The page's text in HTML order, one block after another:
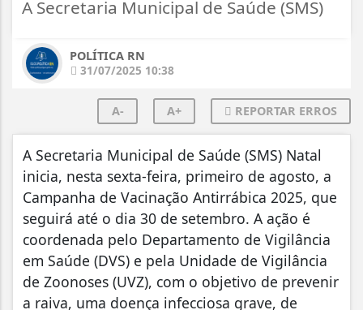
A Secretaria Municipal de Saúde (SMS)
POLÍTICA RN
31/07/2025 10:38
A- A+ REPORTAR ERROS
A Secretaria Municipal de Saúde (SMS) Natal
inicia, nesta sexta-feira, primeiro de agosto, a
Campanha de Vacinação Antirrábica 2025, que
seguirá até o dia 30 de setembro. A ação é
coordenada pelo Departamento de Vigilância
em Saúde (DVS) e pela Unidade de Vigilância
de Zoonoses (UVZ), com o objetivo de prevenir
a raiva, uma doença infecciosa grave, de